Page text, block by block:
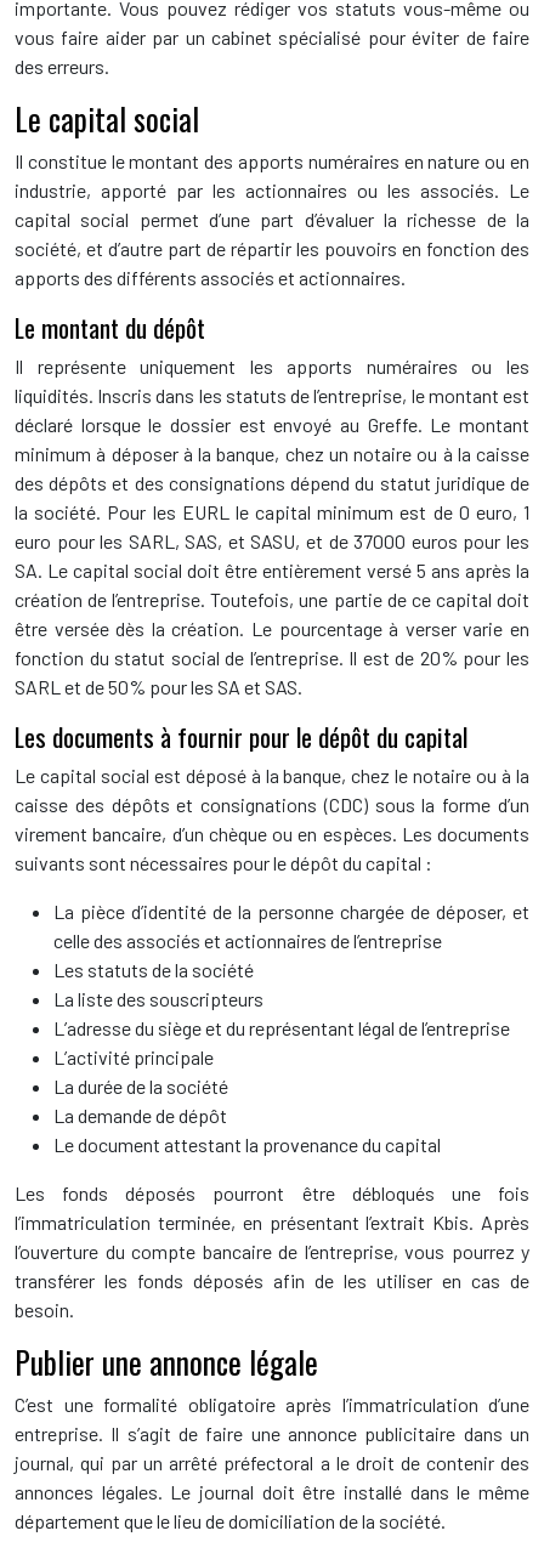
importante. Vous pouvez rédiger vos statuts vous-même ou
vous faire aider par un cabinet spécialisé pour éviter de faire
des erreurs.
Le capital social
Il constitue le montant des apports numéraires en nature ou en
industrie, apporté par les actionnaires ou les associés. Le
capital social permet d’une part d’évaluer la richesse de la
société, et d’autre part de répartir les pouvoirs en fonction des
apports des différents associés et actionnaires.
Le montant du dépôt
Il représente uniquement les apports numéraires ou les
liquidités. Inscris dans les statuts de l’entreprise, le montant est
déclaré lorsque le dossier est envoyé au Greffe. Le montant
minimum à déposer à la banque, chez un notaire ou à la caisse
des dépôts et des consignations dépend du statut juridique de
la société. Pour les EURL le capital minimum est de 0 euro, 1
euro pour les SARL, SAS, et SASU, et de 37000 euros pour les
SA. Le capital social doit être entièrement versé 5 ans après la
création de l’entreprise. Toutefois, une partie de ce capital doit
être versée dès la création. Le pourcentage à verser varie en
fonction du statut social de l’entreprise. Il est de 20% pour les
SARL et de 50% pour les SA et SAS.
Les documents à fournir pour le dépôt du capital
Le capital social est déposé à la banque, chez le notaire ou à la
caisse des dépôts et consignations (CDC) sous la forme d’un
virement bancaire, d’un chèque ou en espèces. Les documents
suivants sont nécessaires pour le dépôt du capital :
La pièce d’identité de la personne chargée de déposer, et
celle des associés et actionnaires de l’entreprise
Les statuts de la société
La liste des souscripteurs
L’adresse du siège et du représentant légal de l’entreprise
L’activité principale
La durée de la société
La demande de dépôt
Le document attestant la provenance du capital
Les fonds déposés pourront être débloqués une fois
l’immatriculation terminée, en présentant l’extrait Kbis. Après
l’ouverture du compte bancaire de l’entreprise, vous pourrez y
transférer les fonds déposés afin de les utiliser en cas de
besoin.
Publier une annonce légale
C’est une formalité obligatoire après l’immatriculation d’une
entreprise. Il s’agit de faire une annonce publicitaire dans un
journal, qui par un arrêté préfectoral a le droit de contenir des
annonces légales. Le journal doit être installé dans le même
département que le lieu de domiciliation de la société.